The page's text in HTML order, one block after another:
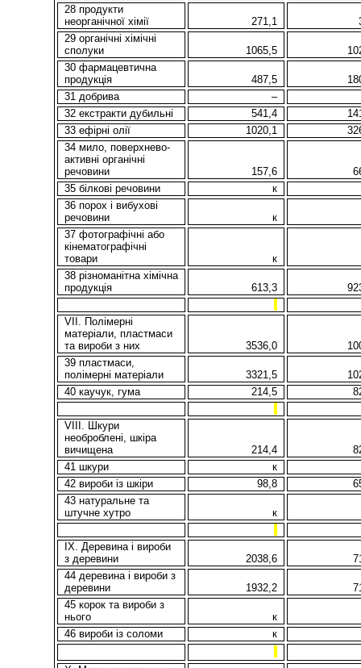
28 продукти
неорганічної хімії
271,1
29 органічні хімічні
сполуки
1065,5
30 фармацевтична
продукція
487,5
31 добрива
–
32 екстракти дубильнi
541,4
33 ефірні олії
1020,1
34 мило, поверхнево-
активні органічні
речовини
157,6
35 бiлковi речовини
к
36 порох і вибухові
речовини
к
37 фотографічні або
кінематографічні
товари
к
38 різноманітна хімічна
продукція
613,3
VII. Полімерні
матеріали, пластмаси
та вироби з них
3536,0
39 пластмаси,
полімерні матеріали
3321,5
40 каучук, гума
214,5
VIII. Шкури
необроблені, шкіра
вичищена
214,4
41 шкури
к
42 вироби із шкіри
98,8
43 натуральне та
штучне хутро
к
IX. Деревина і вироби
з деревини
2038,6
44 деревина і вироби з
деревини
1932,2
45 корок та вироби з
нього
к
46 вироби із соломи
к